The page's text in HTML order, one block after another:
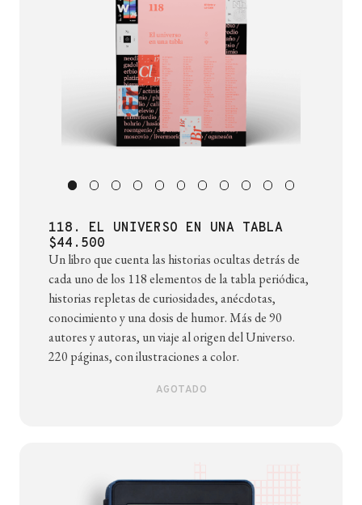
118. EL UNIVERSO EN UNA TABLA
$44.500
Un libro que cuenta las historias ocultas detrás de
cada uno de los 118 elementos de la tabla periódica,
historias repletas de curiosidades, anécdotas,
conocimiento y una dosis de humor. Más de 90
autores y autoras, un viaje al origen del Universo.
220 páginas, con ilustraciones a color.
AGOTADO